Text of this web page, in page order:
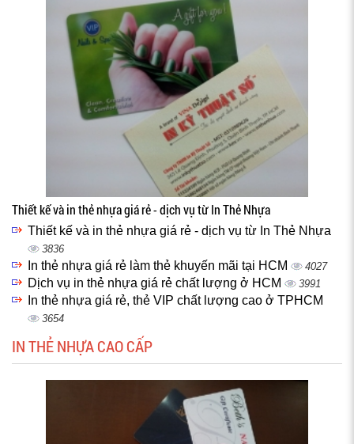
Thiết kế và in thẻ nhựa giá rẻ - dịch vụ từ In Thẻ Nhựa
Thiết kế và in thẻ nhựa giá rẻ - dịch vụ từ In Thẻ Nhựa
3836
In thẻ nhựa giá rẻ làm thẻ khuyến mãi tại HCM 4027
Dịch vụ in thẻ nhựa giá rẻ chất lượng ở HCM 3991
In thẻ nhựa giá rẻ, thẻ VIP chất lượng cao ở TPHCM
3654
IN THẺ NHỰA CAO CẤP